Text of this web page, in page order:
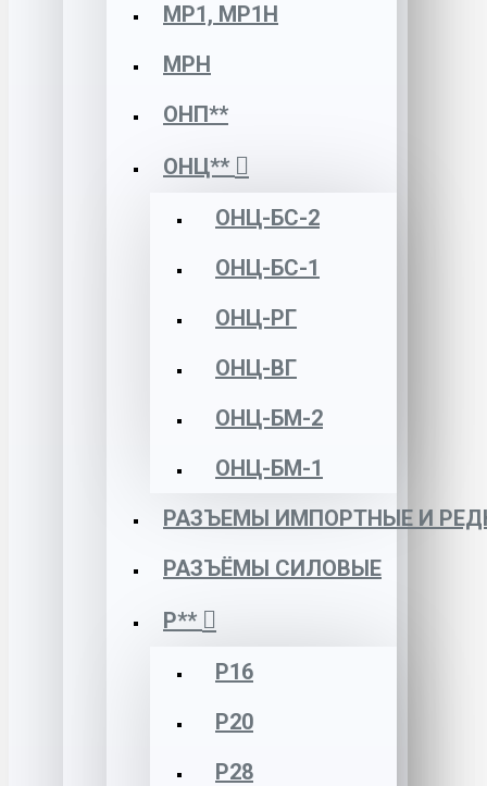
МР1, МР1Н
МРН
ОНП**
ОНЦ**
ОНЦ-БС-2
ОНЦ-БС-1
ОНЦ-РГ
ОНЦ-ВГ
ОНЦ-БМ-2
ОНЦ-БМ-1
РАЗЪЕМЫ ИМПОРТНЫЕ И
РАЗЪЁМЫ СИЛОВЫЕ
Р**
Р16
Р20
Р28